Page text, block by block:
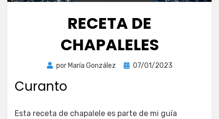
RECETA DE
CHAPALELES
por María González
Publicada
07/01/2023
Curanto
Esta receta de chapalele es parte de mi guía